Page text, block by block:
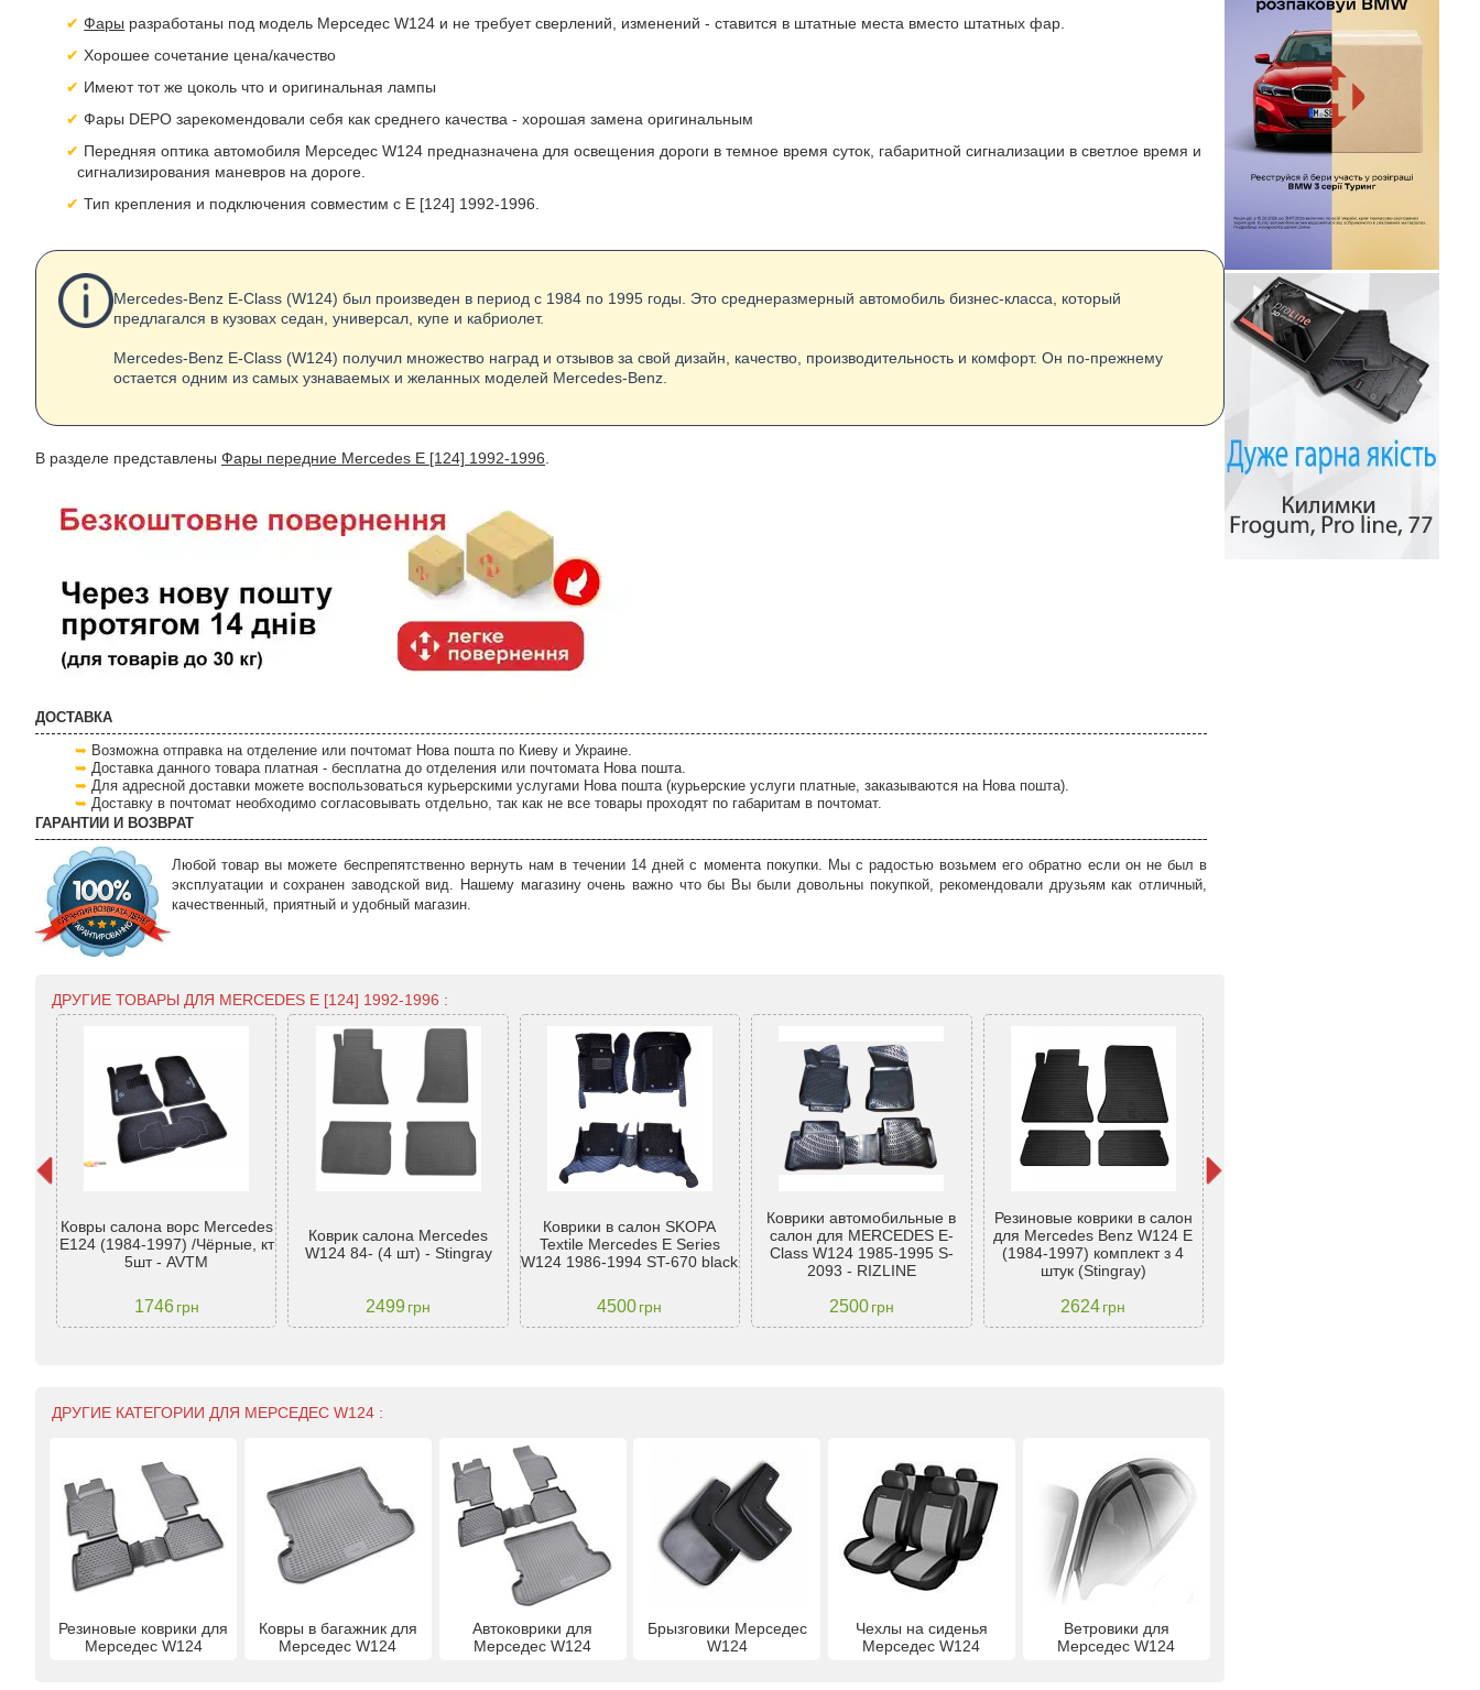
Фары разработаны под модель Мерседес W124 и не требует сверлений, изменений - ставится в штатные места вместо штатных фар.
Хорошее сочетание цена/качество
Имеют тот же цоколь что и оригинальная лампы
Фары DEPO зарекомендовали себя как среднего качества - хорошая замена оригинальным
Передняя оптика автомобиля Мерседес W124 предназначена для освещения дороги в темное время суток, габаритной сигнализации в светлое время и
сигнализирования маневров на дороге.
Тип крепления и подключения совместим с E [124] 1992-1996.
Mercedes-Benz E-Class (W124) был произведен в период с 1984 по 1995 годы. Это среднеразмерный автомобиль бизнес-класса, который
предлагался в кузовах седан, универсал, купе и кабриолет.
Mercedes-Benz E-Class (W124) получил множество наград и отзывов за свой дизайн, качество, производительность и комфорт. Он по-прежнему
остается одним из самых узнаваемых и желанных моделей Mercedes-Benz.
В разделе представлены Фары передние Mercedes E [124] 1992-1996
ДОСТАВКА
Возможна отправка на отделение или почтомат Нова пошта по Киеву и Украине.
Доставка данного товара платная - бесплатна до отделения или почтомата Нова пошта.
Для адресной доставки можете воспользоваться курьерскими услугами Нова пошта (курьерские услуги платные, заказываются на Нова пошта).
Доставку в почтомат необходимо согласовывать отдельно, так как не все товары проходят по габаритам в почтомат.
ГАРАНТИИ И ВОЗВРАТ
Любой товар вы можете беспрепятственно вернуть нам в течении 14 дней с момента покупки. Мы с радостью возьмем его обратно если он не был в
эксплуатации и сохранен заводской вид. Нашему магазину очень важно что бы Вы были довольны покупкой, рекомендовали друзьям как отличный,
качественный, приятный и удобный магазин.
ДРУГИЕ ТОВАРЫ ДЛЯ MERCEDES E [124] 1992-1996 :
Ковры салона ворс Mercedes
E124 (1984-1997) /Чёрные, кт
5шт - AVTM
1746 грн
Коврик салона Mercedes
W124 84- (4 шт) - Stingray
2499грн
Коврики в салон SKOPA
Textile Mercedes E Series
W124 1986-1994 ST-670 black
4500грн
Коврики автомобильные в
салон для MERCEDES E-
Class W124 1985-1995 S-
2093 - RIZLINE
2500грн
Резиновые коврики в салон
для Mercedes Benz W124 E
(1984-1997) комплект з 4
штук (Stingray)
2624грн
ДРУГИЕ КАТЕГОРИИ ДЛЯ МЕРСЕДЕС W124 :
Резиновые коврики для
Мерседес W124
Ковры в багажник для
Мерседес W124
Автоковрики для
Мерседес W124
Брызговики Мерседес
W124
Чехлы на сиденья
Мерседес W124
Ветровики для
Мерседес W124